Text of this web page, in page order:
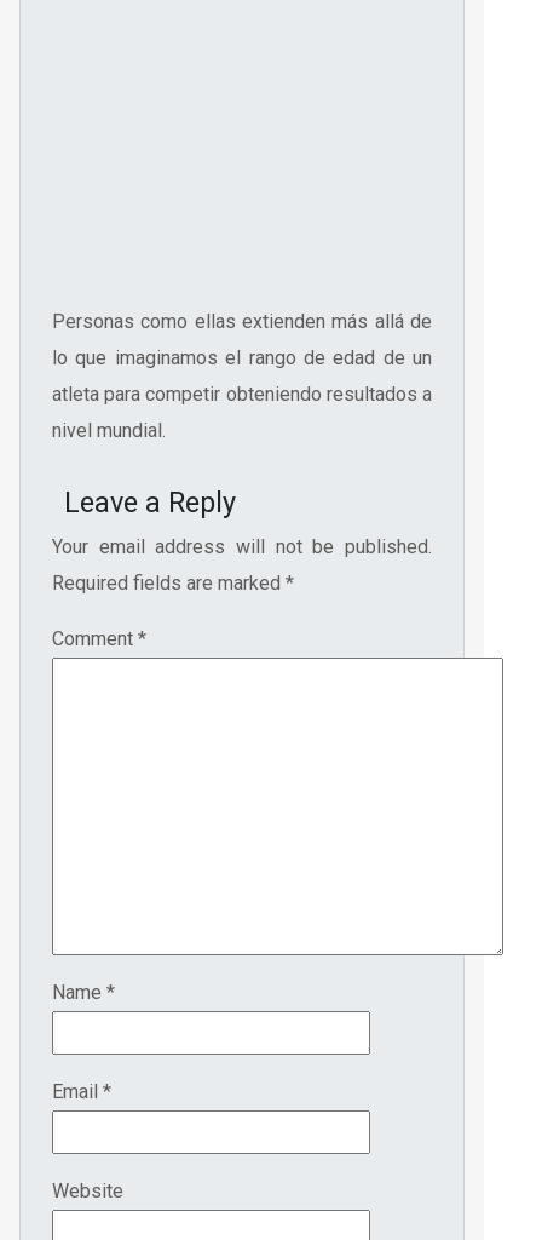
Personas como ellas extienden más allá de
lo que imaginamos el rango de edad de un
atleta para competir obteniendo resultados a
nivel mundial.
Leave a Reply
Your email address will not be published.
Required fields are marked *
Comment *
Name *
Email *
Website